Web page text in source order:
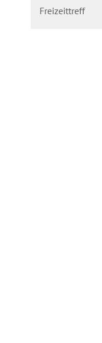
Freizeittreff